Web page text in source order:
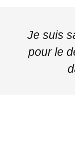
Je suis
pour le